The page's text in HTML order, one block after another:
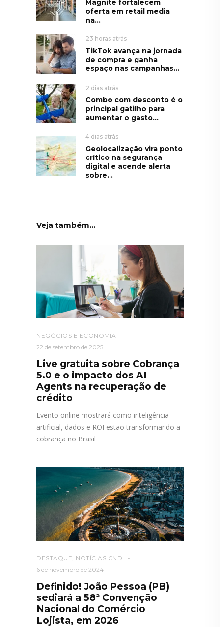
Magnite fortalecem
oferta em retail media
na...
23 horas atrás
TikTok avança na jornada
de compra e ganha
espaço nas campanhas...
2 dias atrás
Combo com desconto é o
principal gatilho para
aumentar o gasto...
4 dias atrás
Geolocalização vira ponto
crítico na segurança
digital e acende alerta
sobre...
Veja também...
NEGÓCIOS E ECONOMIA
22 de setembro de 2025
Live gratuita sobre Cobrança
5.0 e o impacto dos AI
Agents na recuperação de
crédito
Evento online mostrará como inteligência
artificial, dados e ROI estão transformando a
cobrança no Brasil
DESTAQUE, NOTÍCIAS CNDL
6 de novembro de 2024
Definido! João Pessoa (PB)
sediará a 58ª Convenção
Nacional do Comércio
Lojista, em 2026